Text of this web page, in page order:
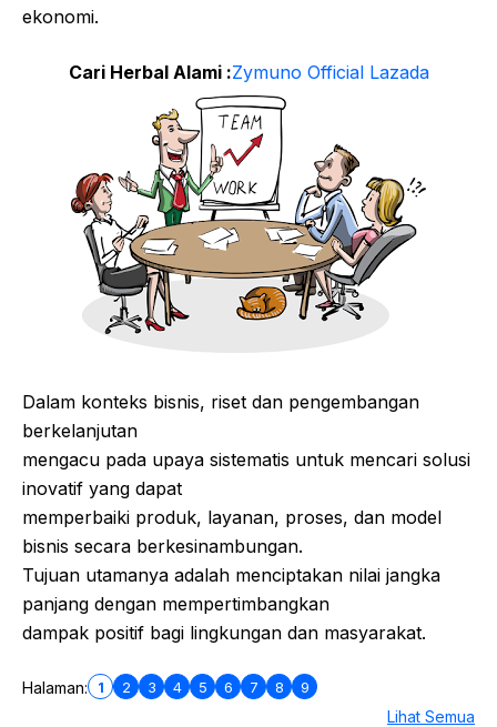
ekonomi.
Cari Herbal Alami :Zymuno Official Lazada
Dalam konteks bisnis, riset dan pengembangan
berkelanjutan
mengacu pada upaya sistematis untuk mencari solusi
inovatif yang dapat
memperbaiki produk, layanan, proses, dan model
bisnis secara berkesinambungan.
Tujuan utamanya adalah menciptakan nilai jangka
panjang dengan mempertimbangkan
dampak positif bagi lingkungan dan masyarakat.
Halaman: 1 2 3 4 5 6 7 8 9
Lihat Semua